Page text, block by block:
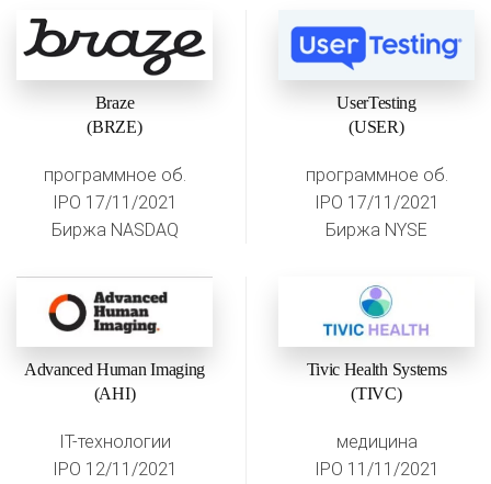
Braze
(BRZE)
программное об.
IPO 17/11/2021
Биржа NASDAQ
UserTesting
(USER)
программное об.
IPO 17/11/2021
Биржа NYSE
Advanced Human Imaging
(AHI)
IT-технологии
IPO 12/11/2021
Tivic Health Systems
(TIVC)
медицина
IPO 11/11/2021